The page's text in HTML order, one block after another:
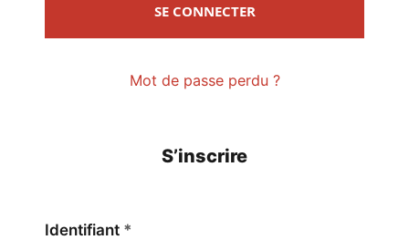
SE CONNECTER
Mot de passe perdu ?
S’inscrire
Identifiant *